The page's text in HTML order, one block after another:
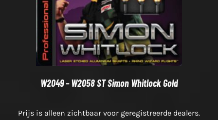
W2049 – W2058 ST Simon Whitlock Gold
Prijs is alleen zichtbaar voor geregistreerde dealers.